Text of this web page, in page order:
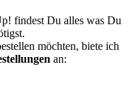
findest Du alles was Du
möchten, biete ich
an: